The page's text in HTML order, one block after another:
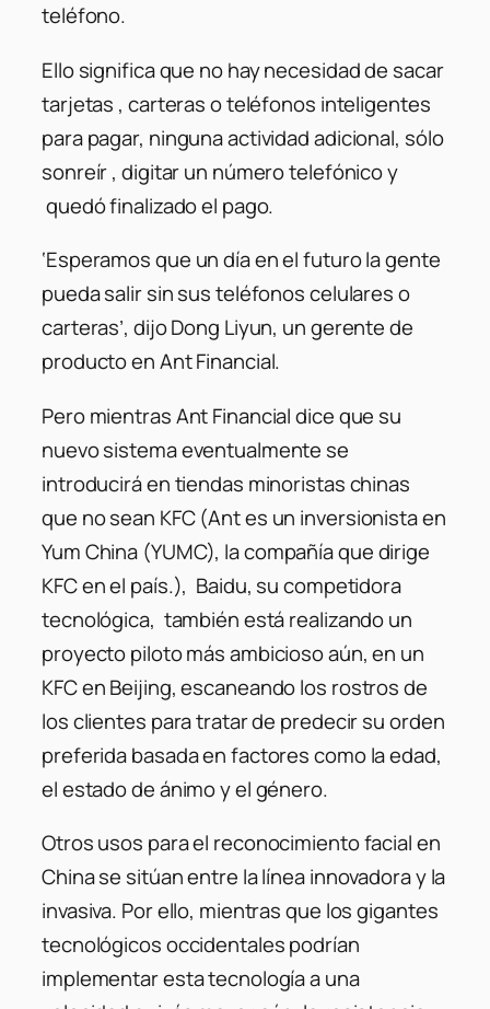
teléfono.
Ello significa que no hay necesidad de sacar
tarjetas , carteras o teléfonos inteligentes
para pagar, ninguna actividad adicional, sólo
sonreír , digitar un número telefónico y
quedó finalizado el pago.
‘Esperamos que un día en el futuro la gente
pueda salir sin sus teléfonos celulares o
carteras’, dijo Dong Liyun, un gerente de
producto en Ant Financial.
Pero mientras Ant Financial dice que su
nuevo sistema eventualmente se
introducirá en tiendas minoristas chinas
que no sean KFC (Ant es un inversionista en
Yum China (YUMC), la compañía que dirige
KFC en el país.), Baidu, su competidora
tecnológica, también está realizando un
proyecto piloto más ambicioso aún, en un
KFC en Beijing, escaneando los rostros de
los clientes para tratar de predecir su orden
preferida basada en factores como la edad,
el estado de ánimo y el género.
Otros usos para el reconocimiento facial en
China se sitúan entre la línea innovadora y la
invasiva. Por ello, mientras que los gigantes
tecnológicos occidentales podrían
implementar esta tecnología a una